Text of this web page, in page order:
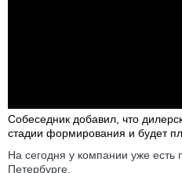
Собеседник добавил, что
стадии формирования и будет
На сегодня у компании уже есть
Петербурге.